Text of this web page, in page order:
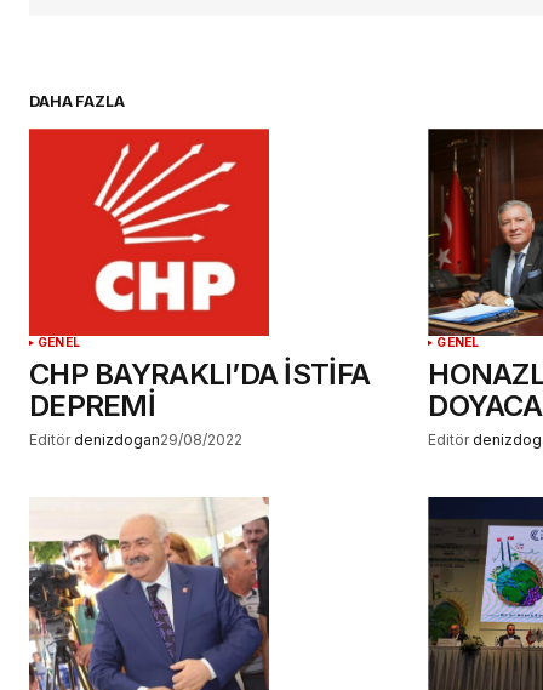
DAHA FAZLA
GENEL
CHP BAYRAKLI’DA İSTİFA
DEPREMİ
Editör denizdogan29/08/2022
GENEL
Editör